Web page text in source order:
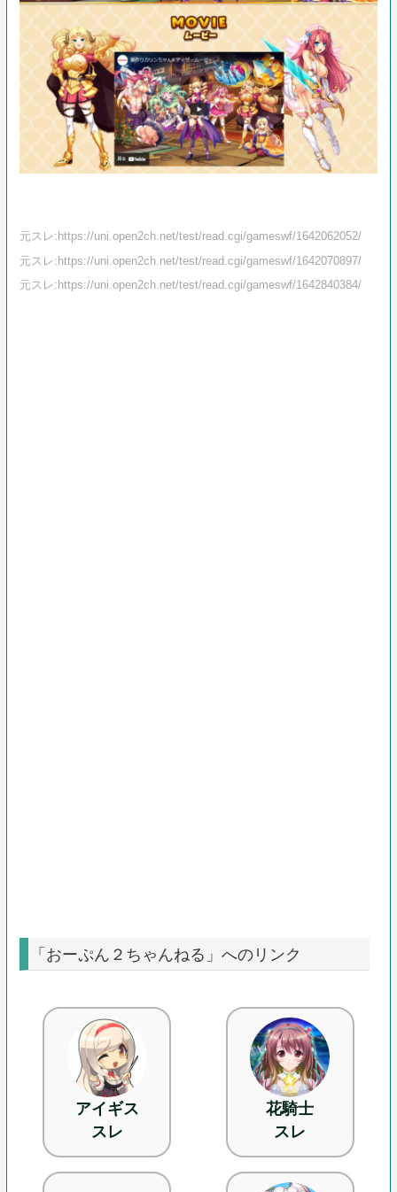
元スレ:https://uni.open2ch.net/test/read.cgi/gameswf/1642062052/
元スレ:https://uni.open2ch.net/test/read.cgi/gameswf/1642070897/
元スレ:https://uni.open2ch.net/test/read.cgi/gameswf/1642840384/
「おーぷん２ちゃんねる」へのリンク
アイギス
スレ
花騎士
スレ